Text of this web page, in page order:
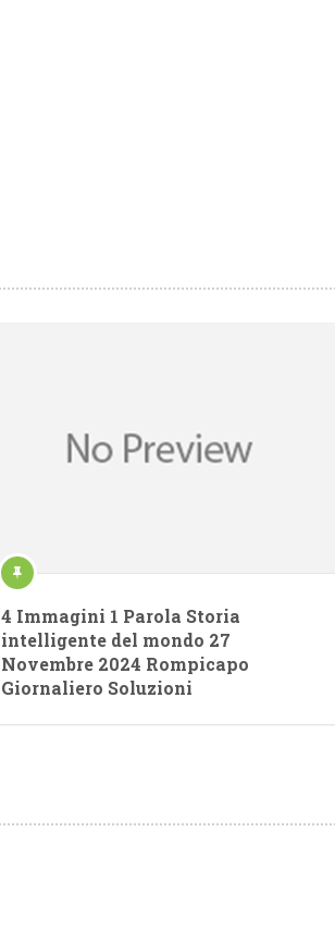
4 Immagini 1 Parola Storia
intelligente del mondo 27
Novembre 2024 Rompicapo
Giornaliero Soluzioni